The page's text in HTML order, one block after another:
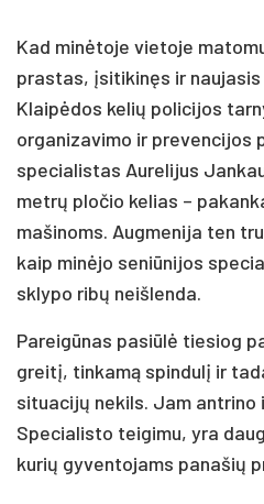
Kad minėtoje vietoje
prastas, įsitikinęs ir
Klaipėdos kelių policijos
organizavimo ir prevencijos
specialistas Aurelijus
metrų pločio kelias –
mašinoms. Augmenija ten
kaip minėjo seniūnijos
sklypo ribų neišlenda.
Pareigūnas pasiūlė tiesiog
greitį, tinkamą spindulį ir
situacijų nekils. Jam antrino
Specialisto teigimu, yra
kurių gyventojams panašių